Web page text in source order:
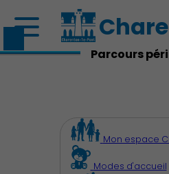
Parcours
Mon espace
Modes d'accueil